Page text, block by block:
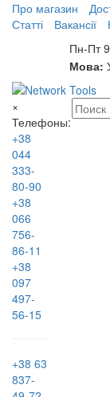
Про магазин
Статті
Вакансії
Пн-Пт
Мова:
×
Телефоны:
+38
044
333-
80-90
+38
066
756-
86-11
+38
097
497-
56-15
+38 63
837-